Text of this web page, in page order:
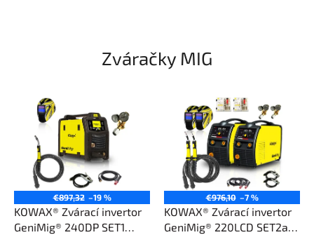
Zváračky MIG
€897,32 –19 %
KOWAX® Zvárací invertor
GeniMig® 240DP SET1
€976,10 –7 %
KOWAX® Zvárací invertor
GeniMig® 220LCD SET2a